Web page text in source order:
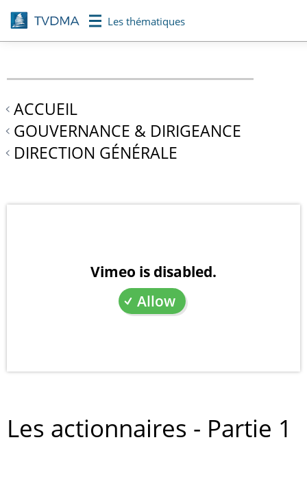
Aller
au
contenu
Les thématiques
ACCUEIL
GOUVERNANCE & DIRIGEANCE
DIRECTION GÉNÉRALE
Vimeo is disabled.
Allow
Les actionnaires - Partie 1